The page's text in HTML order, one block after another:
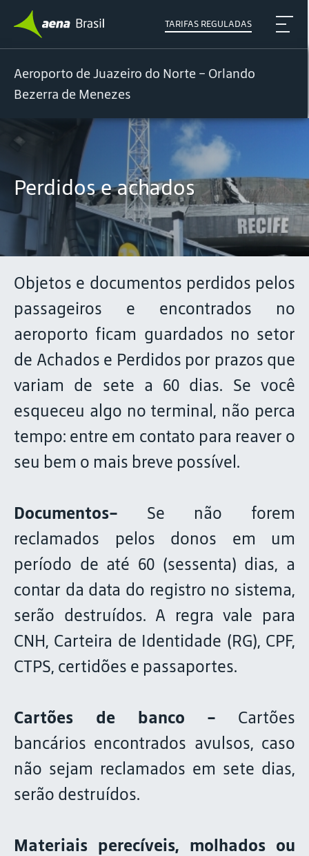
TARIFAS REGULADAS
Aeroporto de Juazeiro do Norte – Orlando
Bezerra de Menezes
Perdidos e achados
Objetos e documentos perdidos pelos
passageiros e encontrados no
aeroporto ficam guardados no setor
de Achados e Perdidos por prazos que
variam de sete a 60 dias. Se você
esqueceu algo no terminal, não perca
tempo: entre em contato para reaver o
seu bem o mais breve possível.
Documentos- Se não forem
reclamados pelos donos em um
período de até 60 (sessenta) dias, a
contar da data do registro no sistema,
serão destruídos. A regra vale para
CNH, Carteira de Identidade (RG), CPF,
CTPS, certidões e passaportes.
Cartões de banco - Cartões
bancários encontrados avulsos, caso
não sejam reclamados em sete dias,
serão destruídos.
Materiais perecíveis, molhados ou